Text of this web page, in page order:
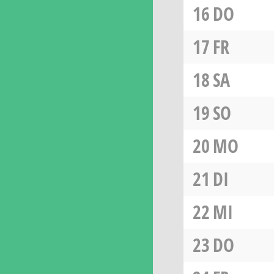
16DO
17FR
18SA
19SO
20MO
21 DI
22MI
23DO